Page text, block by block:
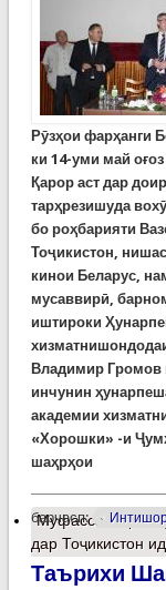
Рӯзҳои фарҳанги
ки 14-уми май
Қарор аст дар
тарҳрезишуда
бо роҳбарияти
Тоҷикистон,
кинои Беларус,
мусаввирӣ,
иштироки
Владимир Громов
инчунин
академии
«Хорошки» -и
шаҳрҳои
барчасп:
Муфассалтаро
дар Тоҷикистон
Таърихи